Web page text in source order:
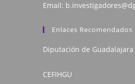
Email:
Enlaces Recomendados
Diputación de Guadalajara
CEFIHGU